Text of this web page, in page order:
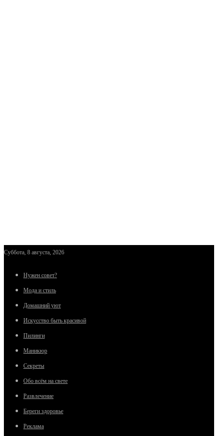
Суббота, 8 августа, 2026
Нужен совет?
Мода и стиль
Домашний уют
Искусство быть красивой
Пилинги
Маникюр
Секреты
Обо всём на свете
Развлечение
Береги здоровье
Реклама